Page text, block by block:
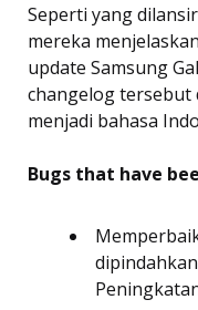
Seperti yang
mereka
update Samsung
changelog tersebut
menjadi bahasa
Bugs that have